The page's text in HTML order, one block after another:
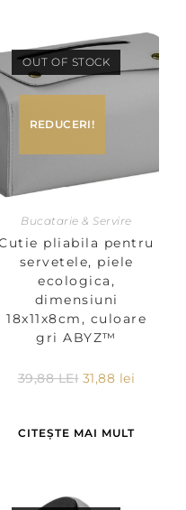
OUT OF STOCK
REDUCERI!
Bucatarie & Servire
pliabila pentru
servetele, piele
ecologica,
dimensiuni
18x11x8cm, culoare
gri ABYZ™
39,88LEI 31,88 lei
CITEȘTE MAI MULT